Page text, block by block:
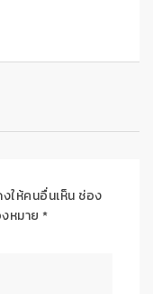
ให้คนอื่นเห็น ช่อง
หมาย *